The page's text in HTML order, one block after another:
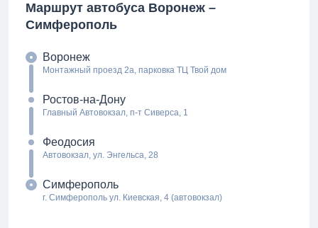
Маршрут автобуса Воронеж –
Симферополь
Воронеж
Монтажный проезд 2а, парковка ТЦ Твой дом
Ростов-на-Дону
Главный Автовокзал, п-т Сиверса, 1
Феодосия
Автовокзал, ул. Энгельса, 28
Симферополь
г. Симферополь ул. Киевская, 4 (автовокзал)